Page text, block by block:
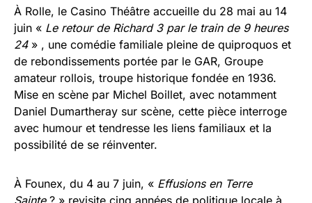
À Rolle, le Casino Théâtre accueille du 28 mai au 14
juin « Le retour de Richard 3 par le train de 9 heures
24» , une comédie familiale pleine de quiproquos et
de rebondissements portée par le GAR, Groupe
amateur rollois, troupe historique fondée en 1936.
Mise en scène par Michel Boillet, avec notamment
Daniel Dumartheray sur scène, cette pièce interroge
avec humour et tendresse les liens familiaux et la
possibilité de se réinventer.
À Founex, du 4 au 7 juin, « Effusions en Terre
Sainte? » revisite cinq années de politique locale à